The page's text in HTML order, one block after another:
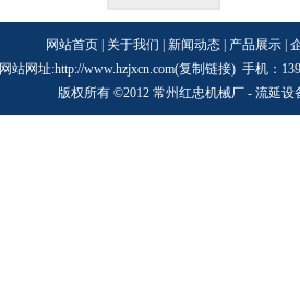
网站首页| 关于我们 新闻动态| 产品展示|
网站网址:http://www.hzjxcn.com(复制链接) 手机：
版权所有 ©2012 常州红忠机械厂 - 流延设